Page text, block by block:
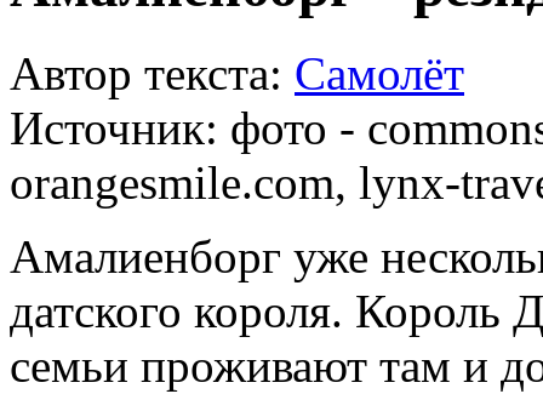
Автор текста: Самолёт
Источник: фото -
orangesmile.com, lynx-
Амалиенборг уже
датского короля. Король
семьи проживают там и